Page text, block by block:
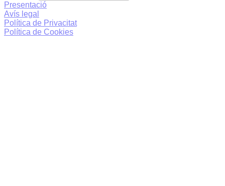
Presentació
Avís legal
Política de Privacitat
Política de Cookies